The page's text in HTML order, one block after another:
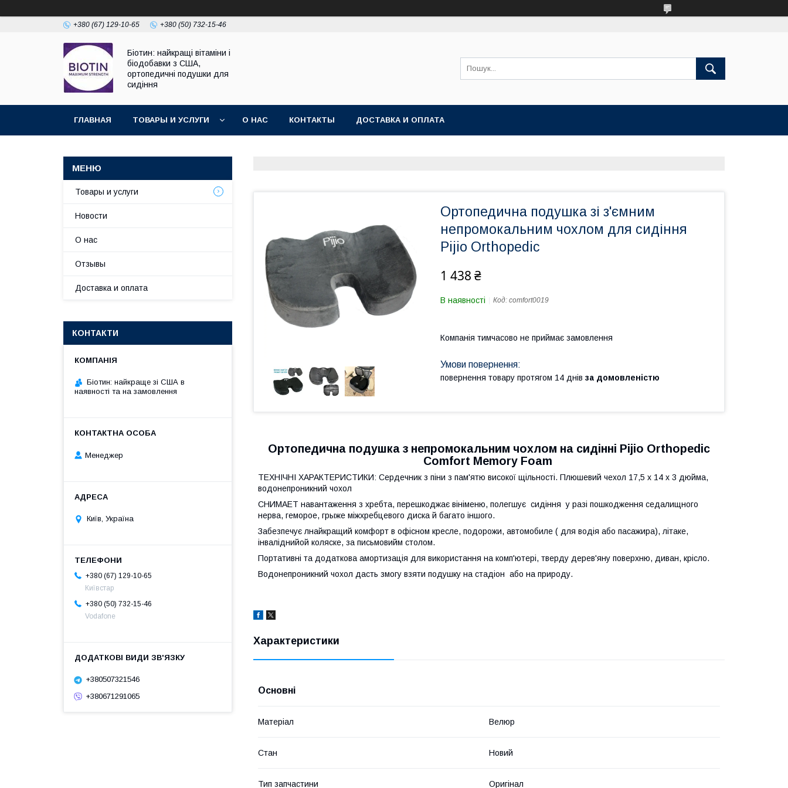
+380 (67) 129-10-65 +380 (50) 732-15-46
Біотин: найкращі вітаміни і
біодобавки з США,
ортопедичні подушки для
сидіння
ГЛАВНАЯ ТОВАРЫ И УСЛУГИ О НАС КОНТАКТЫ ДОСТАВКА И ОПЛАТА
Ортопедична подушка зі з'ємним
непромокальним чохлом для сидіння
Pijio Orthopediс
1 438 ₴
В наявності Код: comfort0019
Компанія тимчасово не приймає замовлення
повернення товару протягом 14 днів за домовленістю
Ортопедична подушка з непромокальним чохлом на сидінні Pijio Orthopedic
Comfort Memory Foam
ТЕХНІЧНІ ХАРАКТЕРИСТИКИ: Сердечник з піни з пам'ятю високої щільності. Плюшевий чехол 17,5 х 14 х 3 дюйма,
водонепроникний чохол
СНИМАЕТ навантаження з хребта, перешкоджає вініменю, полегшує сидіння у разі пошкодження седалищного
нерва, геморое, грыже міжхребцевого диска й багато іншого.
Забезпечує лнайкращий комфорт в офісном кресле, подорожи, автомобиле ( для водія або пасажира), літаке,
інваліднийой коляске, за письмовийм столом.
Портативні та додаткова амортизація для використання на комп'ютері, тверду дерев'яну поверхню, диван, крісло.
Водонепроникний чохол дасть змогу взяти подушку на стадіон або на природу.
Характеристики
Основні
Матеріал Велюр
Стан Новий
Тип запчастини Оригінал
Товары и услуги
Новости
О нас
Отзывы
Доставка и оплата
КОНТАКТИ
Біотин: найкраще зі США в
наявності та на замовлення
Менеджер
Київ, Україна
+380 (67) 129-10-65
Київстар
+380 (50) 732-15-46
Vodafone
+380507321546
+380671291065